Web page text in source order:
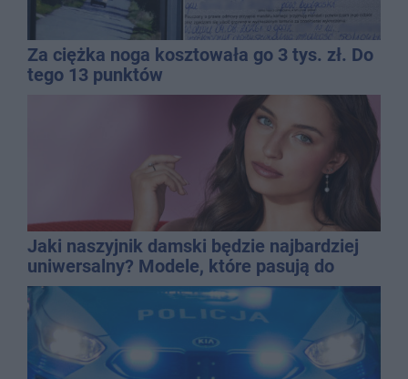
Za ciężka noga kosztowała go 3 tys. zł. Do
tego 13 punktów
Jaki naszyjnik damski będzie najbardziej
uniwersalny? Modele, które pasują do
wielu stylizacji